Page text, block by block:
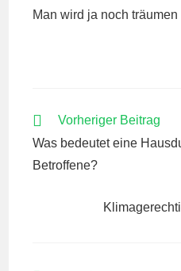
Man wird ja noch
WEITERE
ANSEHEN
Vorheriger Beitrag
Was bedeutet eine
Betroffene?